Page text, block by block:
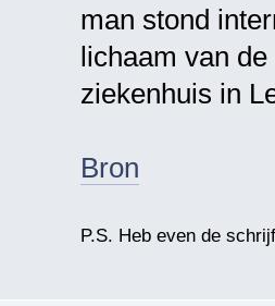
man stond
lichaam van
ziekenhuis in
Bron
P.S. Heb even de